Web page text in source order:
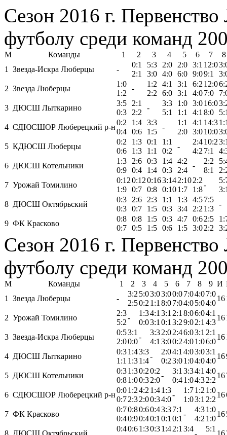
Сезон 2016 г.
футболу среди команд
М Команды 1 2 3 4 5 6 7
8
1
Звезда-Искра Люберцы -
0:1
2:1
5:3
3:0
2:0
4:0
2:0
6:0
3:1
9:0
12:0
9:1
2 Звезда Люберцы
1:0
1:2
-
1:2
2:2
4:1
6:0
3:1
3:1
6:2
4:0
12:0
7:0
3 ДЮСШ Лыткарино
3:5
0:3
2:1
2:2
-
3:3
5:1
1:0
1:1
3:0
4:1
16:0
8:0
4 СДЮСШОР Люберецкий р-н
0:2
0:4
1:4
0:6
3:3
1:5
-
1:1
2:0
4:1
3:0
14:3
10:0
5 КДЮСШ Люберцы
0:2
0:6
1:3
1:3
0:1
1:1
1:1
0:2
-
2:4
4:2
10:2
7:1
6 ДЮСШ Котельники
1:3
0:9
2:6
0:4
0:3
1:4
1:4
0:3
4:2
2:4
-
2:2
8:1
7 Урожай Томилино
0:12
1:9
0:12
0:7
0:16
0:8
3:14
0:10
2:10
1:7
2:2
1:8
-
8 ДЮСШ Октябрьский
0:3
0:3
2:6
0:7
2:3
1:5
1:1
0:3
1:3
3:4
4:5
2:2
7:5
1:3
-
9 ФК Красково
0:8
0:7
0:8
0:5
1:5
1:5
0:3
0:6
4:7
1:5
0:6
3:0
2:5
2:2
Сезон 2016 г.
футболу среди команд
М Команды 1 2 3 4 5 6 7 8 9 И
1
Звезда Люберцы -
3:2
2:5
5:0
0:2
3:0
1:1
3:0
8:0
0:0
7:0
7:0
4:0
4:0
5:0
7:0
4:0
16
2 Урожай Томилино
2:3
5:2
-
1:3
0:0
4:1
3:1
3:1
0:1
2:1
3:2
8:0
9:0
6:0
2:1
4:1
4:3
16
3 Звезда-Искра Люберцы
0:5
2:0
3:1
0:0
-
3:3
4:1
2:0
3:0
2:4
0:2
6:0
4:0
3:1
1:0
2:1
6:0
16
4 ДЮСШ Лыткарино
0:3
1:1
1:4
1:3
3:3
1:4
-
2:0
0:2
4:1
3:0
4:0
1:0
3:0
4:0
3:1
4:0
16
5 ДЮСШ Котельники
0:3
0:8
1:3
1:0
0:2
0:3
0:2
2:0
-
3:1
0:4
3:3
1:0
4:1
4:3
4:0
2:2
16
6 СДЮСШОР Люберецкий р-н
0:0
0:7
1:2
2:3
4:2
2:0
1:4
0:3
1:3
4:0
-
1:7
1:0
1:2
3:1
1:0
2:2
16
7 ФК Красково
0:7
0:4
0:8
0:9
0:6
0:4
0:4
0:1
3:3
0:1
7:1
0:1
-
4:3
4:2
1:0
1:0
16
8 ДЮСШ Октябрьский
0:40:61:30:31:42:1 3:4
-
5:1
16